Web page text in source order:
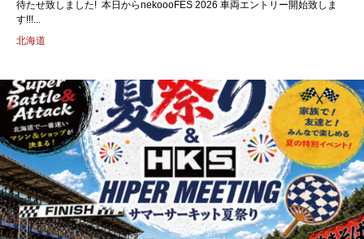
待たせ致しました! ⁡ 本日からnekoooFES 2026 車両エントリー開始致しま
す!!!...
北海道